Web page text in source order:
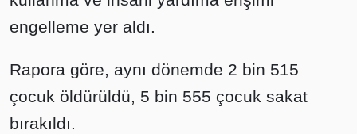
engelleme yer aldı.
Rapora göre, aynı dönemde 2 bin 515
çocuk öldürüldü, 5 bin 555 çocuk sakat
bırakıldı.